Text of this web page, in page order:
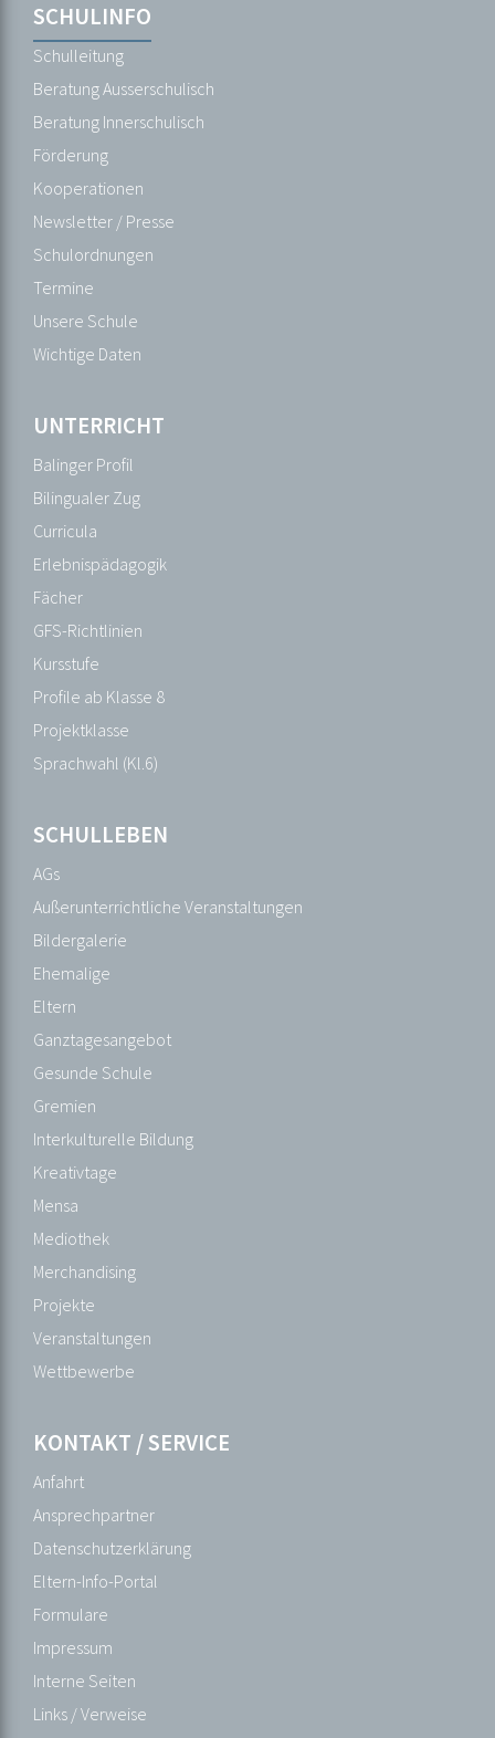
Navigation
überspringen
SCHULINFO
Schulleitung
Beratung
Ausserschulisch
Beratung
Innerschulisch
Förderung
Kooperationen
Newsletter
/
Presse
Termine
UNTERRICHT
Balinger
Profil
Bilingualer
Zug
Erlebnispädagogik
GFS-
SCHULLEBEN
AGs
Außerunterrichtliche
Veranstaltungen
Ehemalige
Eltern
Navigation
überspringen
SCHULINFO
Schulleitung
Beratung Ausserschulisch
Beratung Innerschulisch
Förderung
Kooperationen
Newsletter / Presse
Schulordnungen
Termine
Unsere Schule
Wichtige Daten
UNTERRICHT
Balinger Profil
Bilingualer Zug
Curricula
Erlebnispädagogik
Fächer
GFS-Richtlinien
Kursstufe
Profile ab Klasse 8
Projektklasse
Sprachwahl (Kl.6)
SCHULLEBEN
AGs
Außerunterrichtliche Veranstaltungen
Bildergalerie
Ehemalige
Eltern
Ganztagesangebot
Gesunde Schule
Gremien
Interkulturelle Bildung
Kreativtage
Mensa
Mediothek
Merchandising
Projekte
Veranstaltungen
Wettbewerbe
KONTAKT / SERVICE
Anfahrt
Ansprechpartner
Datenschutzerklärung
Eltern-Info-Portal
Formulare
Impressum
Interne Seiten
Links / Verweise